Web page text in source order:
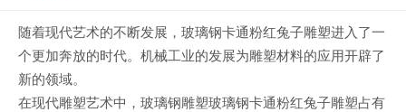
随着现代艺术的不断发展，玻璃钢卡通粉红兔子雕塑进入了一
个更加奔放的时代。机械工业的发展为雕塑材料的应用开辟了
新的领域。
在现代雕塑艺术中，玻璃钢雕塑玻璃钢卡通粉红兔子雕塑占有